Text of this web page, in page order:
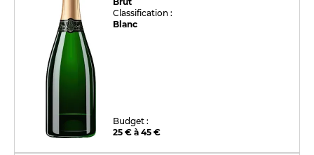
Classification :
Blanc
Budget :
25 € à 45 €